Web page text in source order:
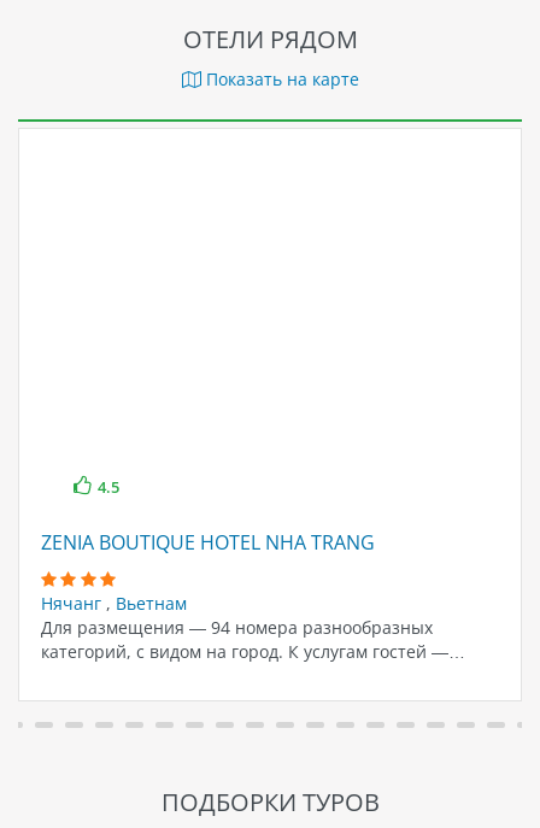
ОТЕЛИ РЯДОМ
Показать на карте
4.5
ZENIA BOUTIQUE HOTEL NHA TRANG
Нячанг , Вьетнам
Для размещения — 94 номера разнообразных
категорий, с видом на город. К услугам гостей —…
ПОДБОРКИ ТУРОВ